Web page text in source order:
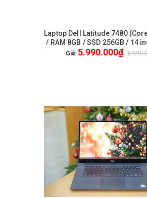
HẾT HÀNG
Laptop Dell Latitude 7480
/ RAM 8GB / SSD 256GB / 14
Cảm Ứng) / WL + BT / Webcam
Giá: 5.990.000₫